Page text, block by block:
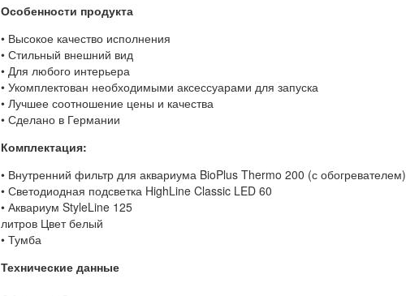
Особенности продукта
• Высокое качество исполнения
• Стильный внешний вид
• Для любого интерьера
• Укомплектован необходимыми аксессуарами для запуска
• Лучшее соотношение цены и качества
• Сделано в Германии
Комплектация:
• Внутренний фильтр для аквариума BioPlus Thermo 200 (с обогревателем)
• Светодиодная подсветка HighLine Classic LED 60
• Аквариум StyleLine 125
литров Цвет белый
• Тумба
Технические данные